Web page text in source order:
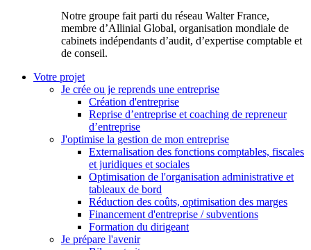
Notr​e groupe fait parti du réseau Walter France,
membre d’Allinial Global, organisation mondiale de
cabinets indépendants d’audit, d’expertise comptable et
de conseil.
Votre projet
Je crée ou je reprends une entreprise
Création d'entreprise
Reprise d’entreprise et coaching de repreneur
d’entreprise
J'optimise la gestion de mon entreprise
Externalisation des fonctions comptables, fiscales
et juridiques et sociales
Optimisation de l'organisation administrative et
tableaux de bord
Réduction des coûts, optimisation des marges
Financement d'entreprise / subventions
Formation du dirigeant
Je prépare l'avenir